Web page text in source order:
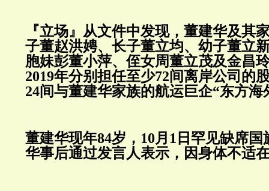
『立场』从文件中发现，董建华及其
子董赵洪娉、长子董立均、幼子董立
胞妹彭董小萍、侄女周董立茂及金昌
2019年分别担任至少72间离岸公司的
24间与董建华家族的航运巨企“东方海
董建华现年84岁，10月1日罕见缺席
华事后通过发言人表示，因身体不适